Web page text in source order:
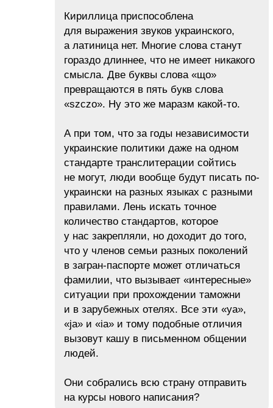
Кириллица приспособлена
для выражения звуков украинского,
а латиница нет. Многие слова станут
гораздо длиннее, что не имеет никакого
смысла. Две буквы слова «що»
превращаются в пять букв слова
«szczо». Ну это же маразм какой-то.
А при том, что за годы независимости
украинские политики даже на одном
стандарте транслитерации сойтись
не могут, люди вообще будут писать по-
украински на разных языках с разными
правилами. Лень искать точное
количество стандартов, которое
у нас закрепляли, но доходит до того,
что у членов семьи разных поколений
в загран-паспорте может отличаться
фамилии, что вызывает «интересные»
ситуации при прохождении таможни
и в зарубежных отелях. Все эти «ya»,
«ja» и «ia» и тому подобные отличия
вызовут кашу в письменном общении
людей.
Они собрались всю страну отправить
на курсы нового написания?